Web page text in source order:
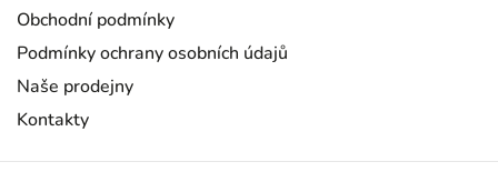
Obchodní podmínky
Podmínky ochrany osobních údajů
Naše prodejny
Kontakty